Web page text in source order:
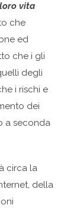
vita
che
ed
che i gli
degli
i rischi e
dei
a seconda
circa la
della